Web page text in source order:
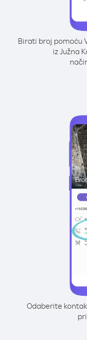
Birati broj pomoću
iz Južna
Odaberite